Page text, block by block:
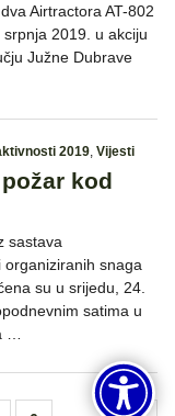
Airtractora AT-802
2019. u akciju
Južne Dubrave
2019, Vijesti
kod
sastava
organiziranih snaga
su u srijedu, 24.
satima u
…